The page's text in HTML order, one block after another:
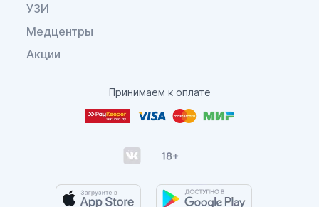
УЗИ
Медцентры
Акции
Принимаем к оплате